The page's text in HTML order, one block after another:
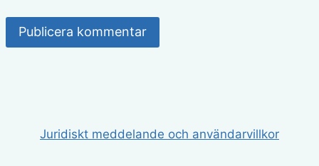
Juridiskt meddelande och användarvillkor